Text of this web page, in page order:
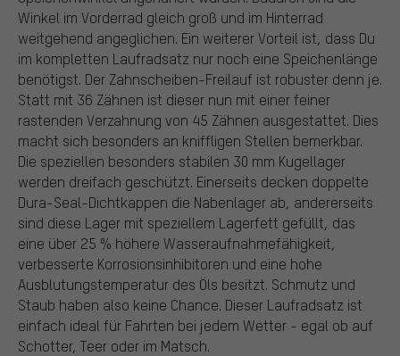
Winkel im Vorderrad gleich groß und im Hinterrad
weitgehend angeglichen. Ein weiterer Vorteil ist, dass Du
im kompletten Laufradsatz nur noch eine Speichenlänge
benötigst. Der Zahnscheiben-Freilauf ist robuster denn je.
Statt mit 36 Zähnen ist dieser nun mit einer feiner
rastenden Verzahnung von 45 Zähnen ausgestattet. Dies
macht sich besonders an kniffligen Stellen bemerkbar.
Die speziellen besonders stabilen 30 mm Kugellager
werden dreifach geschützt. Einerseits decken doppelte
Dura-Seal-Dichtkappen die Nabenlager ab, andererseits
sind diese Lager mit speziellem Lagerfett gefüllt, das
eine über 25 % höhere Wasseraufnahmefähigkeit,
verbesserte Korrosionsinhibitoren und eine hohe
Ausblutungstemperatur des Öls besitzt. Schmutz und
Staub haben also keine Chance. Dieser Laufradsatz ist
einfach ideal für Fahrten bei jedem Wetter - egal ob auf
Schotter, Teer oder im Matsch.